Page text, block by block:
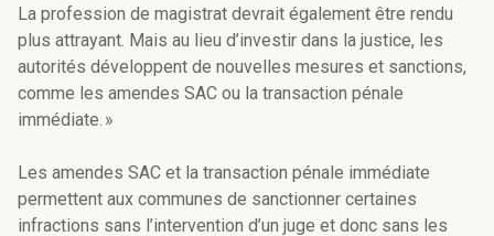
La profession de magistrat devrait également être rendu
plus attrayant. Mais au lieu d’investir dans la justice, les
autorités développent de nouvelles mesures et sanctions,
comme les amendes SAC ou la transaction pénale
immédiate. »
Les amendes SAC et la transaction pénale immédiate
permettent aux communes de sanctionner certaines
infractions sans l’intervention d’un juge et donc sans les